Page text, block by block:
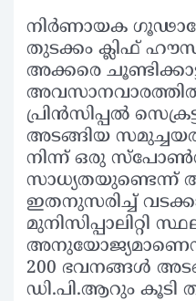
നിര്‍ണായക
തുടക്കം ക്ലിഫ്
അക്കരെ
അവസാനവാരത്തില്‍
പ്രിന്‍സിപ്പല്‍
അടങ്ങിയ
നിന്ന് ഒരു
സാധ്യതയുണ്ടെന്ന്
ഇതനുസരിച്ച്
മുനിസിപ്പാലിറ്റി
200 ഭവനങ്ങള്‍
ഡി.പി.ആറും കൂടി